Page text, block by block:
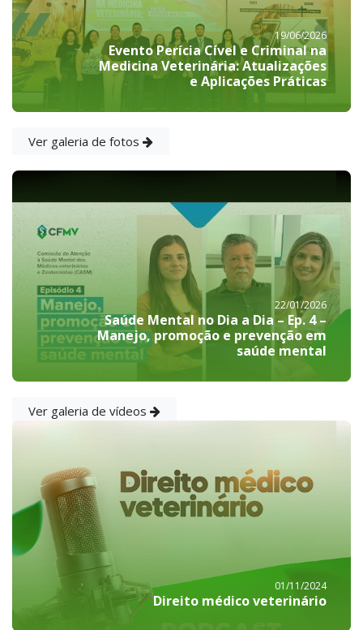
19/06/2026
Evento Perícia Cível e Criminal na
Medicina Veterinária: Atualizações
e Aplicações Práticas
Ver galeria de fotos
22/01/2026
Saúde Mental no Dia a Dia – Ep. 4 –
Manejo, promoção e prevenção em
saúde mental
Ver galeria de vídeos
01/11/2024
Direito médico veterinário